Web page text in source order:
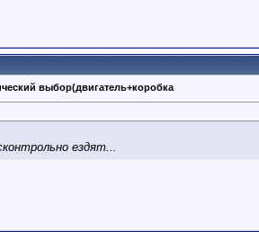
выбор(двигатель+коробка
ездят...